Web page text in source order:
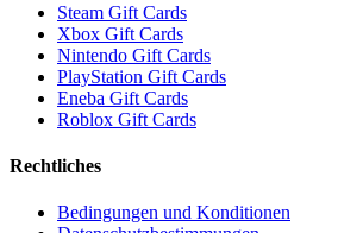
Steam Gift Cards
Xbox Gift Cards
Nintendo Gift Cards
PlayStation Gift Cards
Eneba Gift Cards
Roblox Gift Cards
Rechtliches
Bedingungen und Konditionen